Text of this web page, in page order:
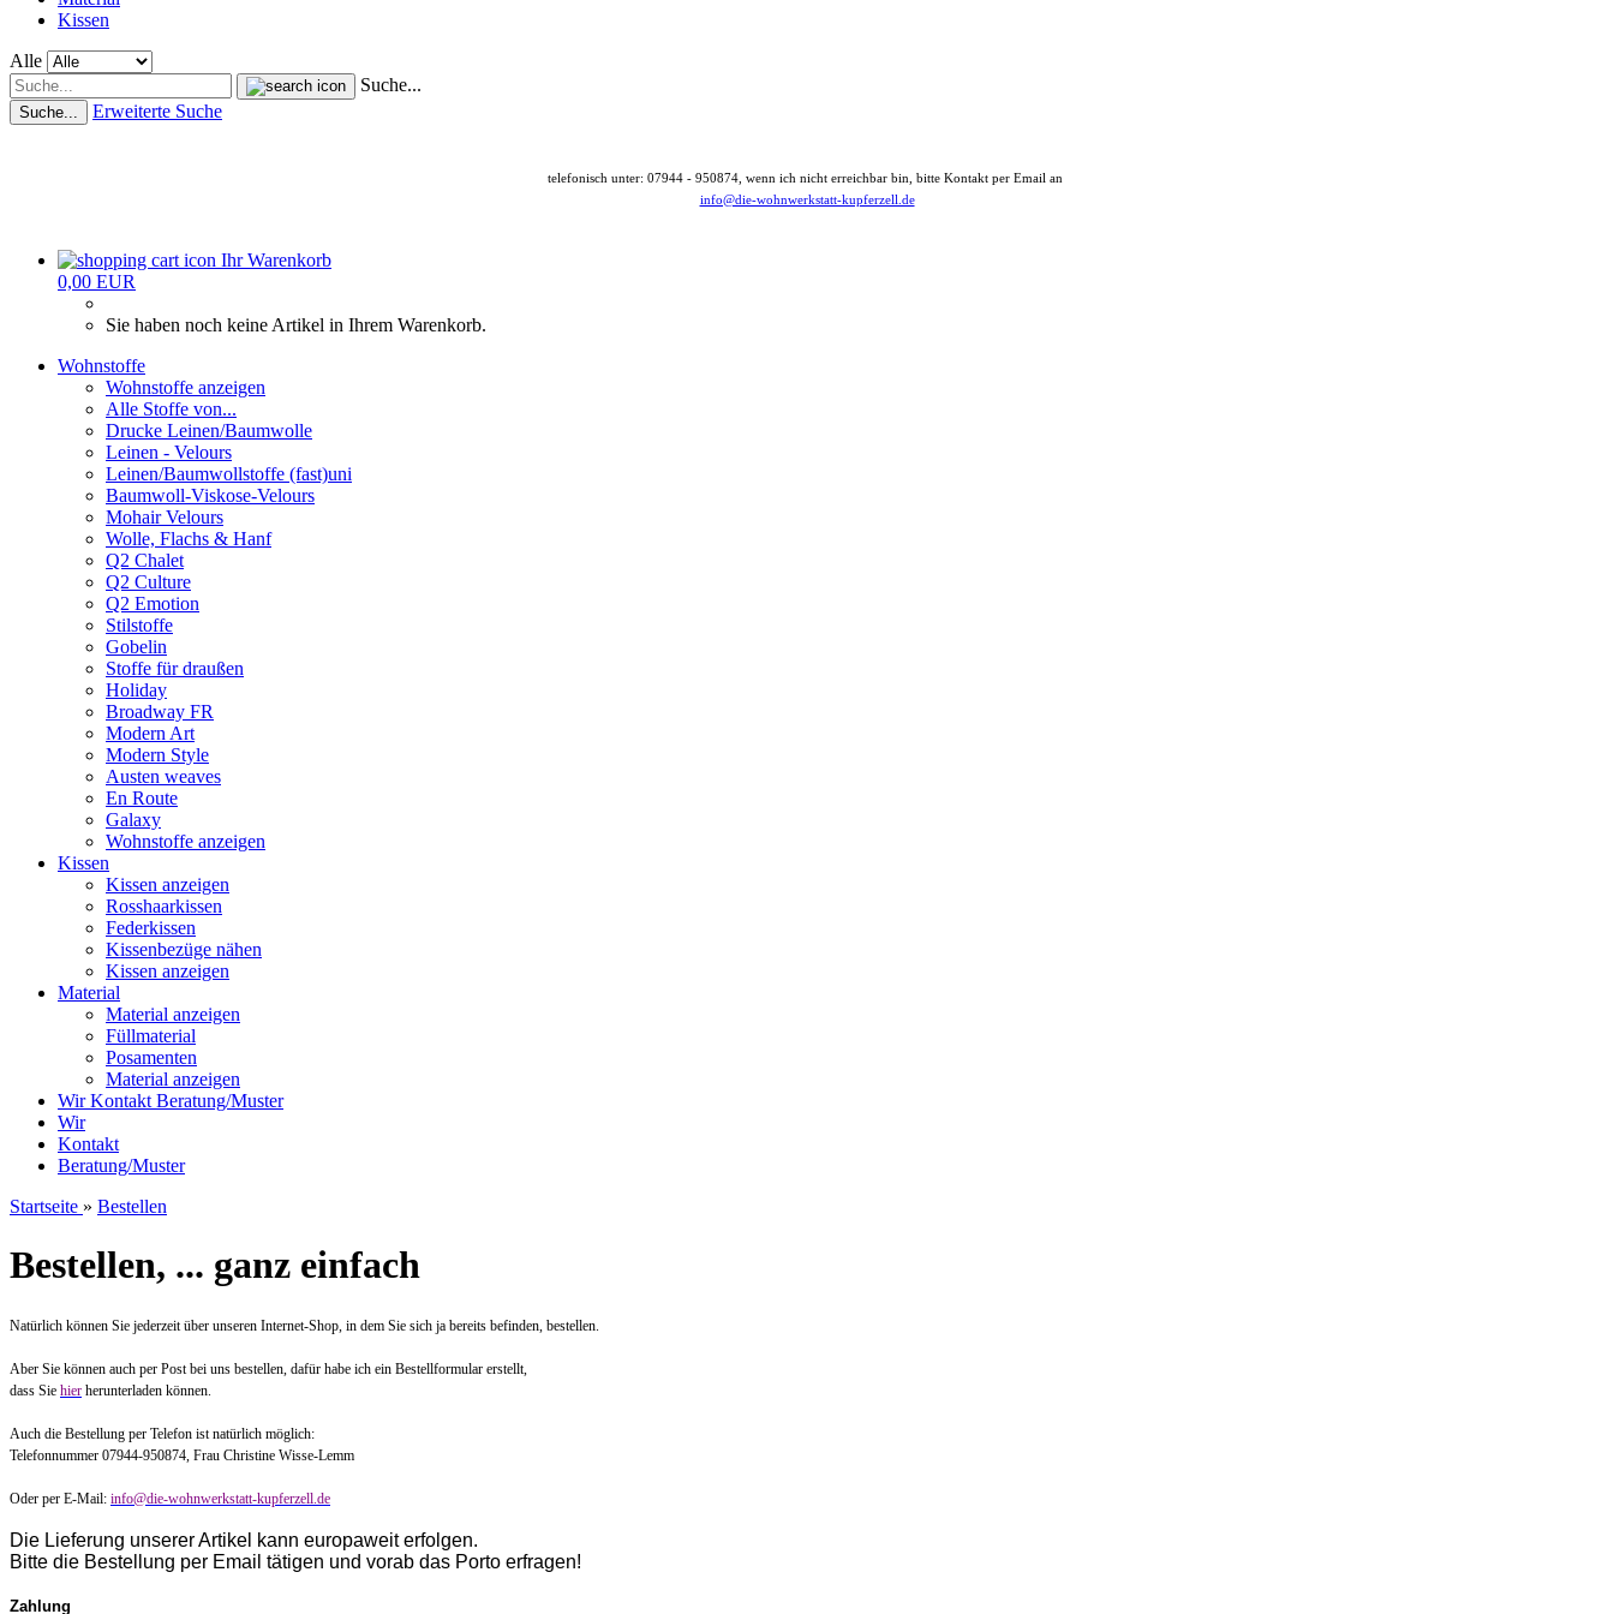
Kissen
Alle
Suche...
Suche... Erweiterte Suche
telefonisch unter: 07944 - 950874, wenn ich nicht erreichbar bin, bitte Kontakt per Email an
info@die-wohnwerkstatt-kupferzell.de
Ihr Warenkorb
0,00 EUR
Sie haben noch keine Artikel in Ihrem Warenkorb.
Wohnstoffe
Wohnstoffe anzeigen
Alle Stoffe von...
Drucke Leinen/Baumwolle
Leinen - Velours
Leinen/Baumwollstoffe (fast)uni
Baumwoll-Viskose-Velours
Mohair Velours
Wolle, Flachs & Hanf
Q2 Chalet
Q2 Culture
Q2 Emotion
Stilstoffe
Gobelin
Stoffe für draußen
Holiday
Broadway FR
Modern Art
Modern Style
Austen weaves
En Route
Galaxy
Wohnstoffe anzeigen
Kissen
Kissen anzeigen
Rosshaarkissen
Federkissen
Kissenbezüge nähen
Kissen anzeigen
Material
Material anzeigen
Füllmaterial
Posamenten
Material anzeigen
WirKontakt Beratung/Muster
Wir
Kontakt
Beratung/Muster
Startseite » Bestellen
Bestellen, ... ganz einfach
Natürlich können Sie jederzeit über unseren Internet-Shop, in dem Sie sich ja bereits befinden, bestellen.
Aber Sie können auch per Post bei uns bestellen, dafür habe ich ein Bestellformular erstellt,
dass Sie hier herunterladen können.
Auch die Bestellung per Telefon ist natürlich möglich:
Telefonnummer 07944-950874, Frau Christine Wisse-Lemm
Oder per E-Mail: info@die-wohnwerkstatt-kupferzell.de
Die Lieferung unserer Artikel kann europaweit erfolgen.
Bitte die Bestellung per Email tätigen und vorab das Porto erfragen!
Zahlung